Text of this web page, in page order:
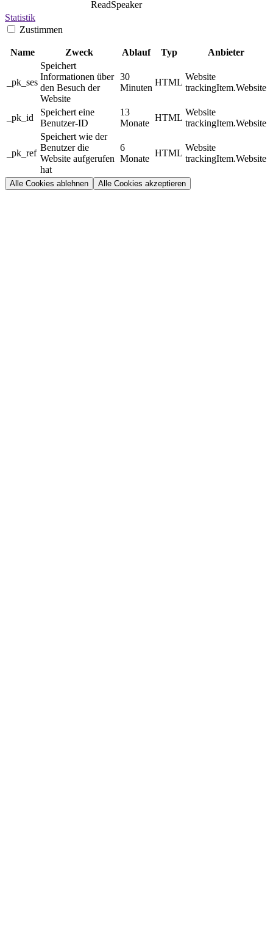
ReadSpeaker
Statistik
Zustimmen
Name Zweck Ablauf Typ Anbieter
_pk_ses
Speichert
Informationen über
den Besuch der
Website
30
Minuten
HTML
Website
trackingItem.Website
_pk_id
Speichert eine
Benutzer-ID
13
Monate
HTML
Website
trackingItem.Website
_pk_ref
Speichert wie der
Benutzer die
Website aufgerufen
hat
6
Monate
HTML
Website
trackingItem.Website
Alle Cookies ablehnen Alle Cookies akzeptieren